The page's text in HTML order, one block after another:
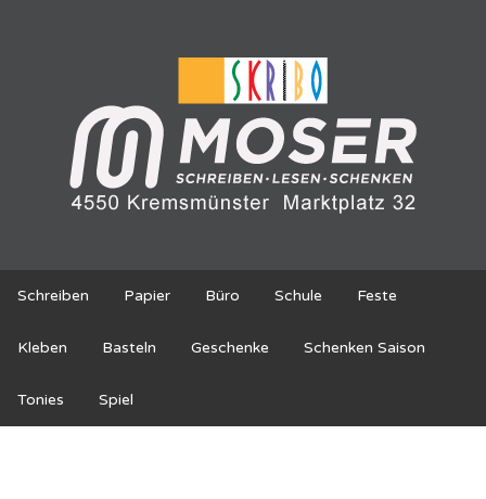
Schreiben Papier Büro Schule Feste
Kleben Basteln Geschenke Schenken Saison
Tonies Spiel